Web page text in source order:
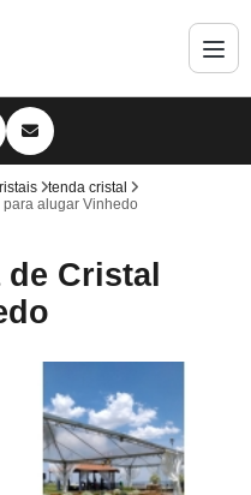
tenda cristal
alugar Vinhedo
Cristal